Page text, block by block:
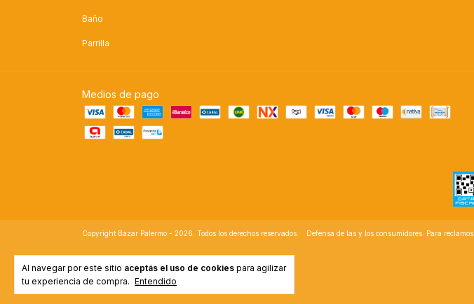
Al navegar por este sitio aceptás el uso de cookies para agilizar
tu experiencia de compra. Entendido
Baño
Parrilla
Medios de pago
Copyright Bazar Palermo - 2026. Todos los derechos reservados. Defensa de las y los consumidores. Para reclamos